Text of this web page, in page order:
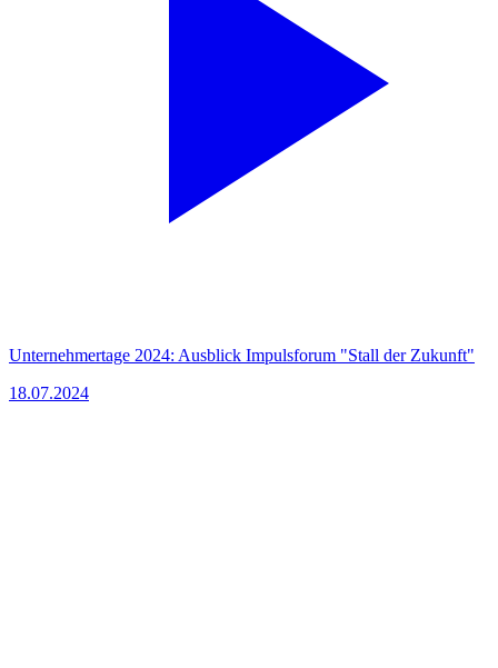
Unternehmertage 2024: Ausblick Impulsforum "Stall der Zukunft"
18.07.2024